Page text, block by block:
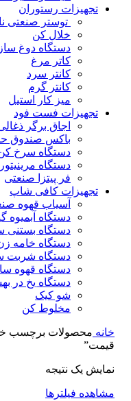
تجهیزات رستوران
توستر صنعتی
خلال کن
دستگاه دوغ ساز
کاتر مرغ
کانتر سرد
کانتر گرم
میز کار استیل
تجهیزات فست فود
اجاق برگر
باکس صندوق
دستگاه سرخ
دستگاه مرینیتور
فر پیتزا صنعتی
تجهیزات کافی شاپ
آسیاب قهوه
دستگاه آبمیوه
دستگاه بستنی
دستگاه خامه
دستگاه شربت
دستگاه قهوه
دستگاه یخ در
شو کیک
مخلوط کن
خانه محصولات برچسب
قیمت”
نمایش یک نتیجه
مشاهده فیلترها